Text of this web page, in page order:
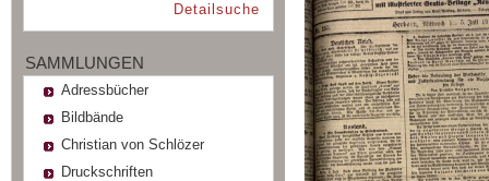
Detailsuche
SAMMLUNGEN
Adressbücher
Bildbände
Christian von Schlözer
Druckschriften